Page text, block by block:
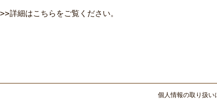
>>詳細はこちらをご覧ください。
個人情報の取り扱い